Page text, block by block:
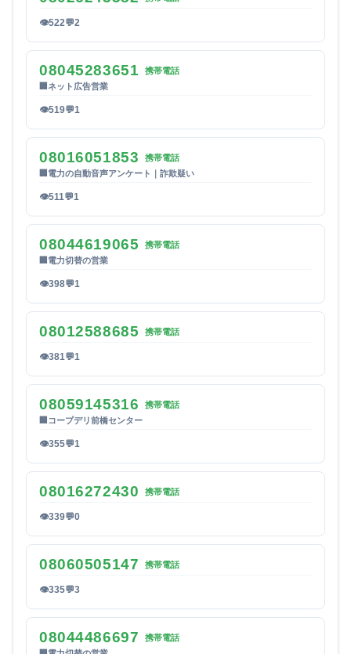
👁522💬2
08045283651
携帯電話
ネット広告営業
👁519💬1
08016051853
携帯電話
電力の自動音声アンケート｜詐欺疑い
👁511💬1
08044619065
携帯電話
電力切替の営業
👁398💬1
08012588685 携帯電話
👁381💬1
08059145316
携帯電話
コープデリ前橋センター
👁355💬1
08016272430 携帯電話
👁339💬0
08060505147 携帯電話
👁335💬3
08044486697
携帯電話